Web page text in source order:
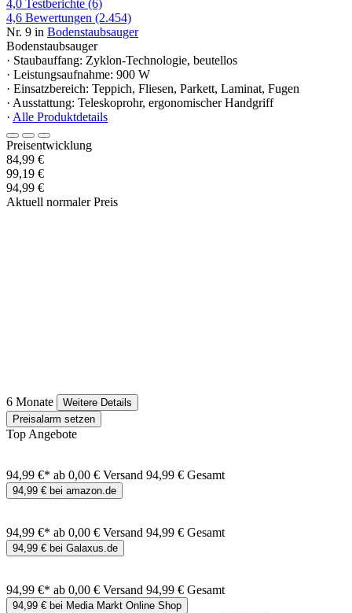
4,0 Testberichte (6)
4,6 Bewertungen (2.454)
Nr. 9 in Bodenstaubsauger
Bodenstaubsauger
· Staubauffang: Zyklon-Technologie, beutellos
· Leistungsaufnahme: 900 W
· Einsatzbereich: Teppich, Fliesen, Parkett, Laminat, Fugen
· Ausstattung: Teleskoprohr, ergonomischer Handgriff
· Alle Produktdetails
Preisentwicklung
84,99 €
99,19 €
94,99 €
Aktuell normaler Preis
6 Monate
Weitere Details
Preisalarm setzen
Top Angebote
94,99 €* ab 0,00 € Versand 94,99 € Gesamt
94,99 € bei amazon.de
94,99 €* ab 0,00 € Versand 94,99 € Gesamt
94,99 € bei Galaxus.de
94,99 €* ab 0,00 € Versand 94,99 € Gesamt
94,99 € bei Media Markt Online Shop